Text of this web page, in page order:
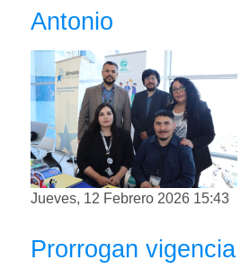
Antonio
Jueves, 12 Febrero 2026 15:43
Prorrogan